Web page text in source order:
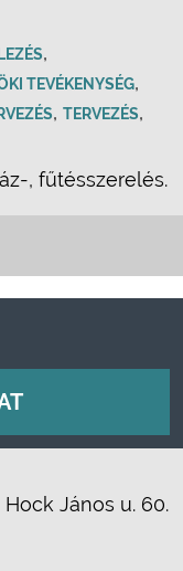
,
TEVÉKENYSÉG,
, TERVEZÉS,
, fűtésszerelés.
Hock János u. 60.